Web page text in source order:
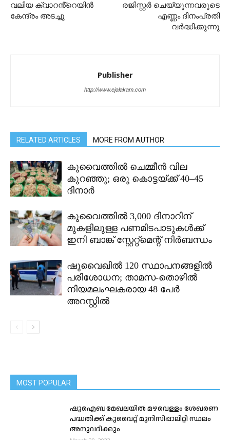
വലിയ ക്വാറൻ്റെയിൻ
കേന്ദ്രം അടച്ചു
രജിസ്റ്റർ ചെയ്യുന്നവരുടെ
എണ്ണം ദിനംപ്രതി
വർദ്ധിക്കുന്നു
Publisher
http://www.ejalakam.com
RELATED ARTICLES MORE FROM AUTHOR
കുവൈത്തിൽ ചെമ്മീൻ വില
കുറഞ്ഞു; ഒരു കൊട്ടയ്ക്ക് 40–45
ദിനാർ
കുവൈത്തിൽ 3,000 ദിനാറിന്
മുകളിലുള്ള പണമിടപാടുകൾക്ക്
ഇനി ബാങ്ക് സ്റ്റേറ്റ്മെന്റ് നിർബന്ധം
ഷുവൈഖിൽ 120 സ്ഥാപനങ്ങളിൽ
പരിശോധന; താമസ-തൊഴിൽ
നിയമലംഘകരായ 48 പേർ
അറസ്റ്റിൽ
MOST POPULAR
ഷുഐബ മേഖലയിൽ മഴവെള്ളം ശേഖരണ
പദ്ധതിക്ക് കുവൈറ്റ് മുനിസിപ്പാലിറ്റി സ്ഥലം
അനുവദിക്കും